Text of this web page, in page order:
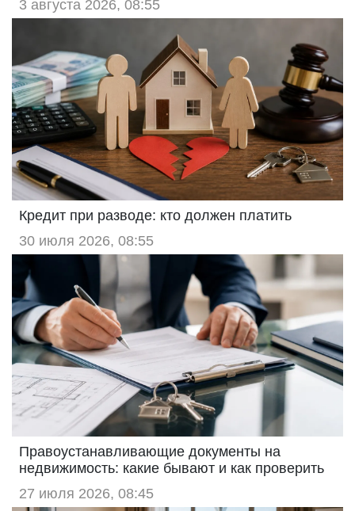
3 августа 2026, 08:55
Кредит при разводе: кто должен платить
30 июля 2026, 08:55
Правоустанавливающие документы на
недвижимость: какие бывают и как проверить
27 июля 2026, 08:45